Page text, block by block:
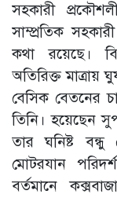
সহকারী
সাম্প্রতিক
কথা রয়েছে।
অতিরিক্ত মাত্রায়
বেসিক বেতনের
তিনি। হয়েছেন
তার ঘনিষ্ট
মোটরযান
বর্তমানে